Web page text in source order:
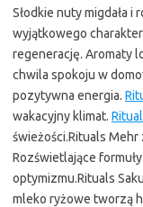
Słodkie nuty migdała i
wyjątkowego
regenerację. Aromaty
chwila spokoju w
pozytywna energia.
wakacyjny klimat.
świeżości.Rituals
Rozświetlające
optymizmu.Rituals
mleko ryżowe tworzą